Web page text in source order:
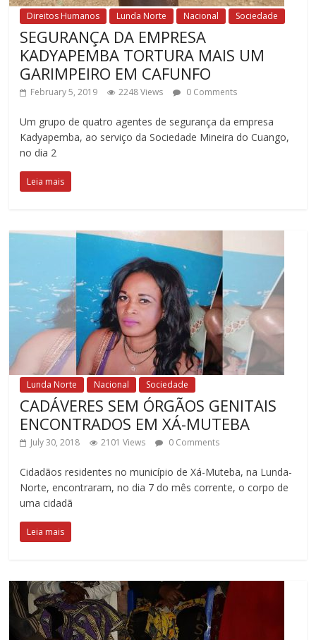
Direitos Humanos Lunda Norte Nacional Sociedade
SEGURANÇA DA EMPRESA
KADYAPEMBA TORTURA MAIS UM
GARIMPEIRO EM CAFUNFO
February 5, 2019 2248 Views 0 Comments
Um grupo de quatro agentes de segurança da empresa
Kadyapemba, ao serviço da Sociedade Mineira do Cuango,
no dia 2
Leia mais
Lunda Norte Nacional Sociedade
CADÁVERES SEM ÓRGÃOS GENITAIS
ENCONTRADOS EM XÁ-MUTEBA
July 30, 2018 2101 Views 0 Comments
Cidadãos residentes no município de Xá-Muteba, na Lunda-
Norte, encontraram, no dia 7 do mês corrente, o corpo de
uma cidadã
Leia mais